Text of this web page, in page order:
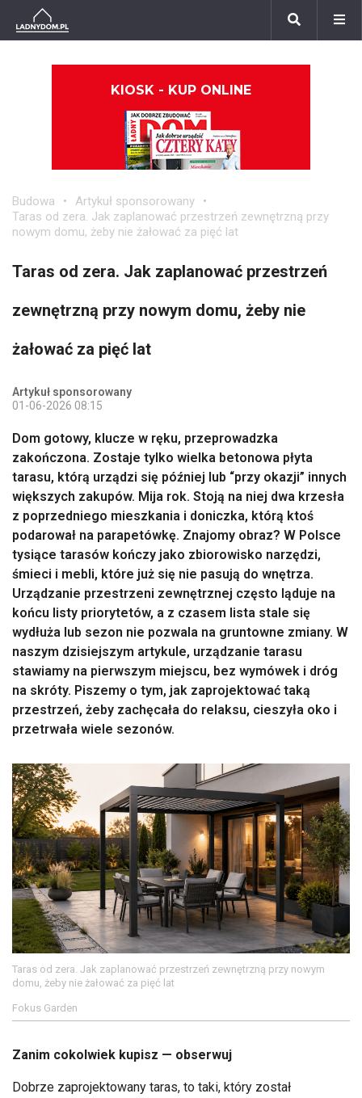
KIOSK - KUP ONLINE
Budowa
Artykuł sponsorowany
Taras od zera. Jak zaplanować przestrzeń zewnętrzną przy
nowym domu, żeby nie żałować za pięć lat
Taras od zera. Jak zaplanować przestrzeń
zewnętrzną przy nowym domu, żeby nie
żałować za pięć lat
Artykuł sponsorowany
01-06-2026 08:15
Dom gotowy, klucze w ręku, przeprowadzka
zakończona. Zostaje tylko wielka betonowa płyta
tarasu, którą urządzi się później lub “przy okazji” innych
większych zakupów. Mija rok. Stoją na niej dwa krzesła
z poprzedniego mieszkania i doniczka, którą ktoś
podarował na parapetówkę. Znajomy obraz? W Polsce
tysiące tarasów kończy jako zbiorowisko narzędzi,
śmieci i mebli, które już się nie pasują do wnętrza.
Urządzanie przestrzeni zewnętrznej często ląduje na
końcu listy priorytetów, a z czasem lista stale się
wydłuża lub sezon nie pozwala na gruntowne zmiany. W
naszym dzisiejszym artykule, urządzanie tarasu
stawiamy na pierwszym miejscu, bez wymówek i dróg
na skróty. Piszemy o tym, jak zaprojektować taką
przestrzeń, żeby zachęcała do relaksu, cieszyła oko i
przetrwała wiele sezonów.
Taras od zera. Jak zaplanować przestrzeń zewnętrzną przy nowym
domu, żeby nie żałować za pięć lat
Fokus Garden
Zanim cokolwiek kupisz — obserwuj
Dobrze zaprojektowany taras, to taki, który został